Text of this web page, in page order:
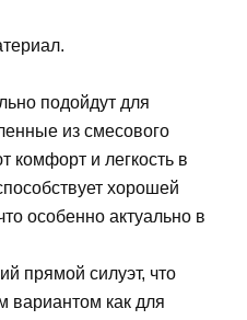
подойдут для
из смесового
комфорт и легкость в
хорошей
особенно актуально в
прямой силуэт, что
вариантом как для